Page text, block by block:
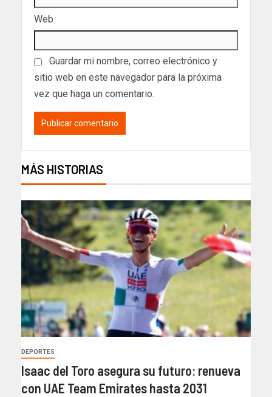
Web
Guardar mi nombre, correo electrónico y
sitio web en este navegador para la próxima
vez que haga un comentario.
MÁS HISTORIAS
DEPORTES
Isaac del Toro asegura su futuro: renueva
con UAE Team Emirates hasta 2031